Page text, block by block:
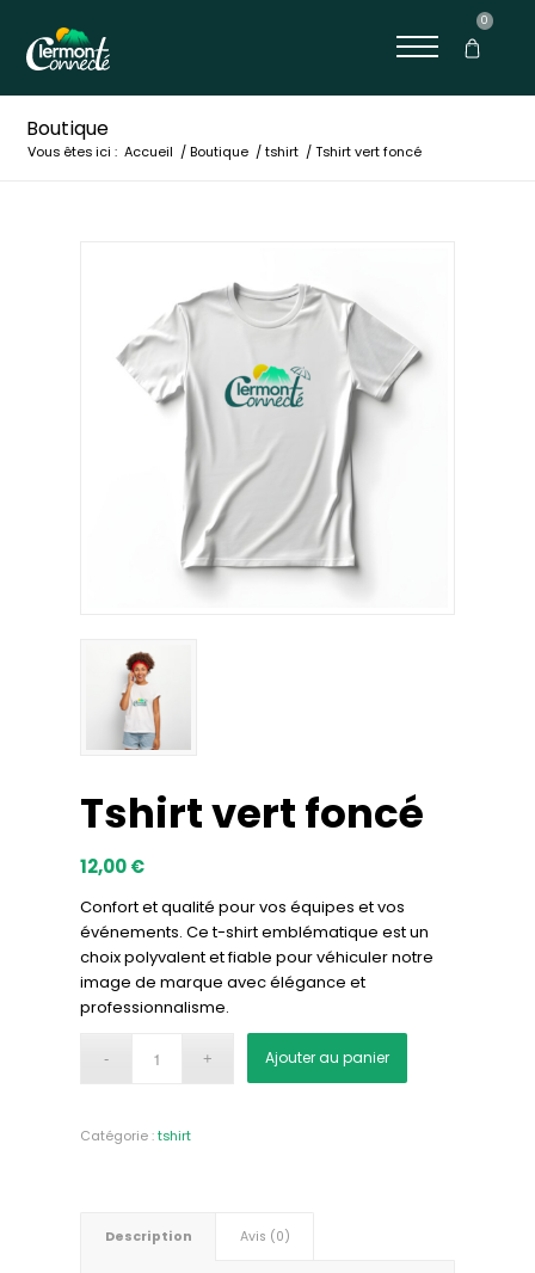
0
Boutique
Vous êtes ici : Accueil / Boutique / tshirt / Tshirt vert foncé
Tshirt vert foncé
12,00€
Confort et qualité pour vos équipes et vos
événements. Ce t-shirt emblématique est un
choix polyvalent et fiable pour véhiculer notre
image de marque avec élégance et
professionnalisme.
Ajouter au panier
Catégorie :tshirt
Description Avis (0)